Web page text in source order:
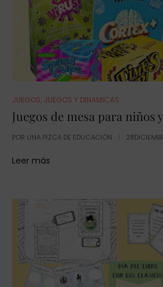
JUEGOS, JUEGOS Y DINAMICAS
Juegos de mesa para niños
POR UNA PIZCA DE EDUCACIÓN
Leer más